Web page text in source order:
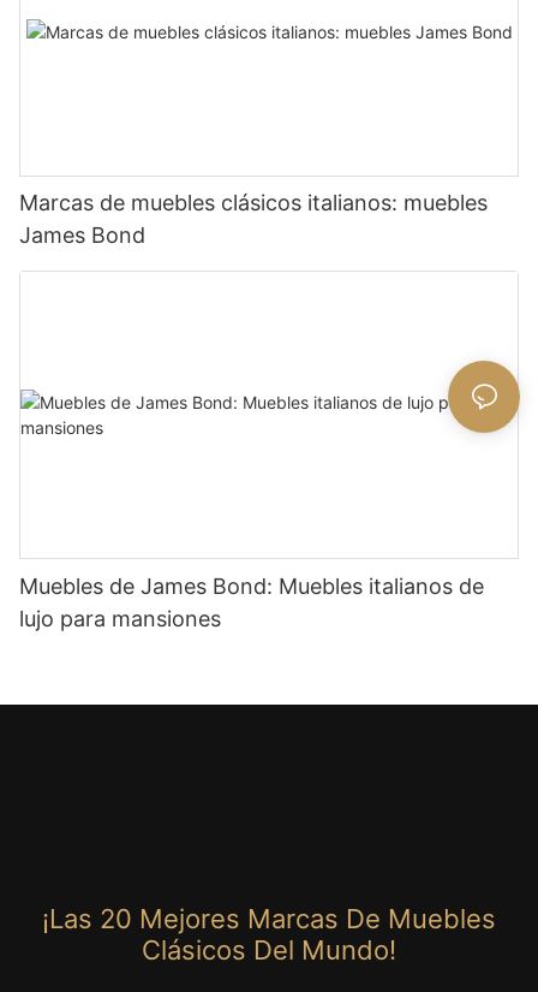
Marcas de muebles clásicos italianos: muebles
James Bond
Muebles de James Bond: Muebles italianos de
lujo para mansiones
¡Las 20 Mejores Marcas De Muebles
Clásicos Del Mundo!